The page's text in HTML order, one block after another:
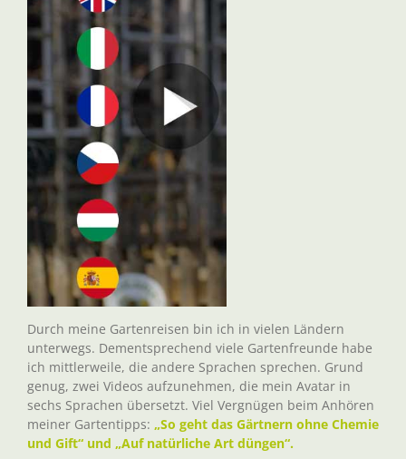
Durch meine Gartenreisen bin ich in vielen Ländern
unterwegs. Dementsprechend viele Gartenfreunde habe
ich mittlerweile, die andere Sprachen sprechen. Grund
genug, zwei Videos aufzunehmen, die mein Avatar in
sechs Sprachen übersetzt. Viel Vergnügen beim Anhören
meiner Gartentipps: „So geht das Gärtnern ohne Chemie
und Gift“ und „Auf natürliche Art düngen“.